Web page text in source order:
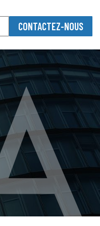
CONTACTEZ-NOUS